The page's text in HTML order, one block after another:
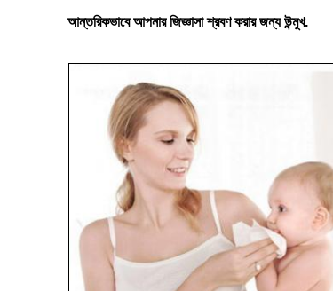
আন্তরিকভাবে আপনার জিজ্ঞাসা শ্রবণ করার জন্য উন্মুখ.